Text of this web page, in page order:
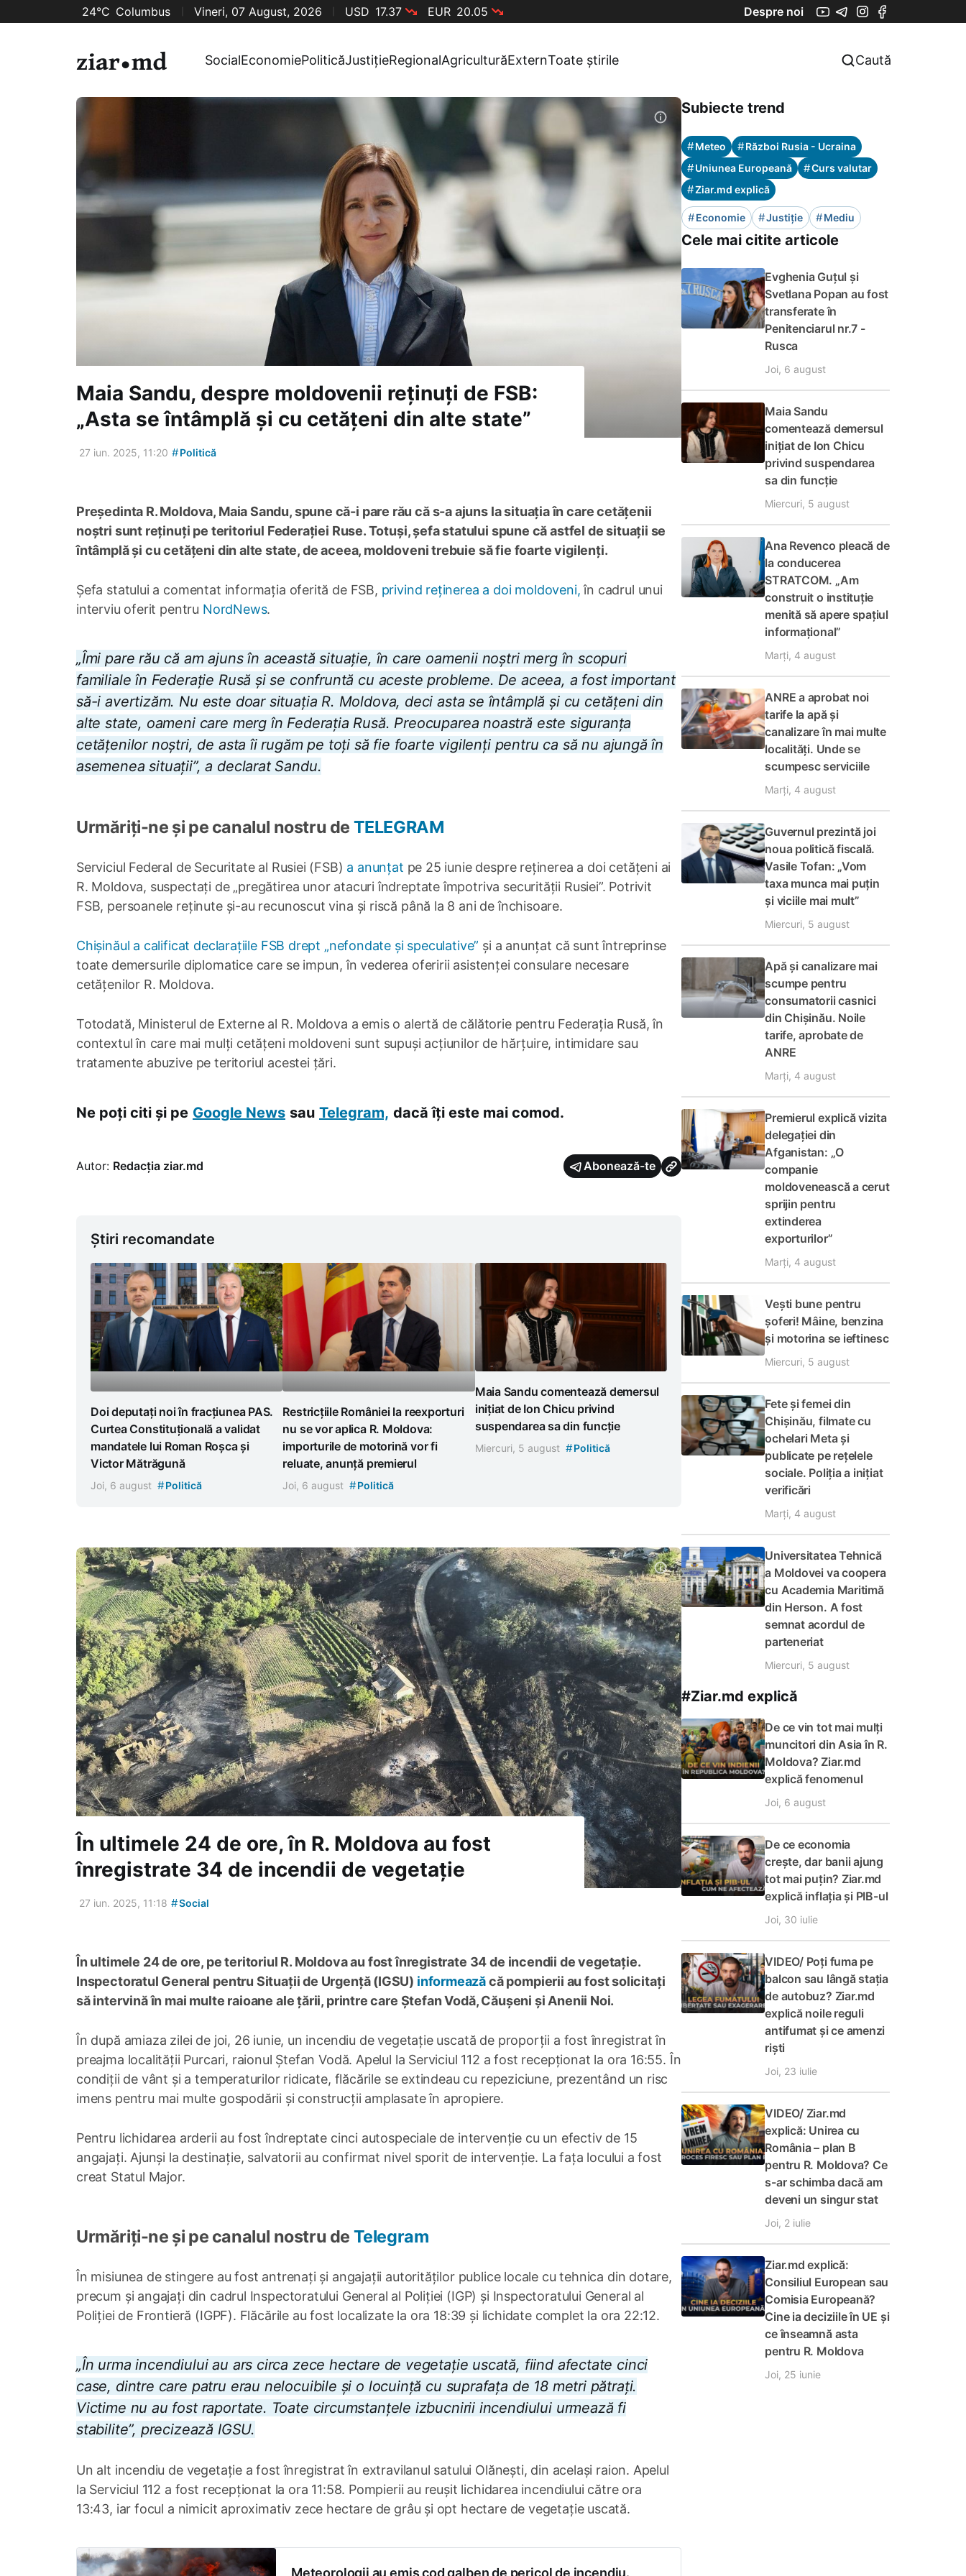
24°C Columbus Vineri, 07 August, 2026 USD 17.37 EUR 20.05 Despre noi
SocialEconomiePoliticăJustițieRegionalAgriculturăExternToate știrile Caută
Maia Sandu, despre moldovenii reținuți de FSB:
„Asta se întâmplă și cu cetățeni din alte state”
27 iun. 2025, 11:20 #Politică
Președinta R. Moldova, Maia Sandu, spune că-i pare rău că s-a ajuns la situația în care cetățenii
noștri sunt reținuți pe teritoriul Federației Ruse. Totuși, șefa statului spune că astfel de situații se
întâmplă și cu cetățeni din alte state, de aceea, moldoveni trebuie să fie foarte vigilenți.
Șefa statului a comentat informația oferită de FSB, privind reținerea a doi moldoveni,în cadrul unui
interviu oferit pentru NordNews.
„Îmi pare rău că am ajuns în această situație, în care oamenii noștri merg în scopuri
familiale în Federație Rusă și se confruntă cu aceste probleme. De aceea, a fost important
să-i avertizăm. Nu este doar situația R. Moldova, deci asta se întâmplă și cu cetățeni din
alte state, oameni care merg în Federația Rusă. Preocuparea noastră este siguranța
cetățenilor noștri, de asta îi rugăm pe toți să fie foarte vigilenți pentru ca să nu ajungă în
asemenea situații”, a declarat Sandu.
Urmăriți-ne și pe canalul nostru de TELEGRAM
Serviciul Federal de Securitate al Rusiei (FSB) a anunțat pe 25 iunie despre reținerea a doi cetățeni ai
R. Moldova, suspectați de „pregătirea unor atacuri îndreptate împotriva securității Rusiei”. Potrivit
FSB, persoanele reținute și-au recunoscut vina și riscă până la 8 ani de închisoare.
Chișinăul a calificat declarațiile FSB drept „nefondate și speculative” și a anunțat că sunt întreprinse
toate demersurile diplomatice care se impun, în vederea oferirii asistenței consulare necesare
cetățenilor R. Moldova.
Totodată, Ministerul de Externe al R. Moldova a emis o alertă de călătorie pentru Federația Rusă, în
contextul în care mai mulți cetățeni moldoveni sunt supuși acțiunilor de hărțuire, intimidare sau
tratamente abuzive pe teritoriul acestei țări.
Ne poți citi și pe Google News sau Telegram, dacă îți este mai comod.
Autor: Redacția ziar.md Abonează-te
Știri recomandate
Doi deputați noi în fracțiunea PAS.
Curtea Constituțională a validat
mandatele lui Roman Roșca și
Victor Mătrăgună
Joi, 6 august #Politică
Restricțiile României la reexporturi
nu se vor aplica R. Moldova:
importurile de motorină vor fi
reluate, anunță premierul
Joi, 6 august #Politică
Maia Sandu comentează demersul
inițiat de Ion Chicu privind
suspendarea sa din funcție
Miercuri, 5 august #Politică
În ultimele 24 de ore, în R. Moldova au fost
înregistrate 34 de incendii de vegetație
27 iun. 2025, 11:18 #Social
În ultimele 24 de ore, pe teritoriul R. Moldova au fost înregistrate 34 de incendii de vegetație.
Inspectoratul General pentru Situații de Urgență (IGSU) informeazăcă pompierii au fost solicitați
să intervină în mai multe raioane ale țării, printre care Ștefan Vodă, Căușeni și Anenii Noi.
În după amiaza zilei de joi, 26 iunie, un incendiu de vegetație uscată de proporții a fost înregistrat în
preajma localității Purcari, raionul Ștefan Vodă. Apelul la Serviciul 112 a fost recepționat la ora 16:55. În
condiții de vânt și a temperaturilor ridicate, flăcările se extindeau cu repeziciune, prezentând un risc
imens pentru mai multe gospodării și construcții amplasate în apropiere.
Pentru lichidarea arderii au fost îndreptate cinci autospeciale de intervenție cu un efectiv de 15
angajați. Ajunși la destinație, salvatorii au confirmat nivel sporit de intervenție. La fața locului a fost
creat Statul Major.
Urmăriți-ne și pe canalul nostru de Telegram
În misiunea de stingere au fost antrenați și angajații autorităților publice locale cu tehnica din dotare,
precum și angajați din cadrul Inspectoratului General al Poliției (IGP) și Inspectoratului General al
Poliției de Frontieră (IGPF). Flăcările au fost localizate la ora 18:39 și lichidate complet la ora 22:12.
„În urma incendiului au ars circa zece hectare de vegetație uscată, fiind afectate cinci
case, dintre care patru erau nelocuibile și o locuință cu suprafața de 18 metri pătrați.
Victime nu au fost raportate. Toate circumstanțele izbucnirii incendiului urmează fi
stabilite”, precizează IGSU.
Un alt incendiu de vegetație a fost înregistrat în extravilanul satului Olănești, din același raion. Apelul
la Serviciul 112 a fost recepționat la ora 11:58. Pompierii au reușit lichidarea incendiului către ora
13:43, iar focul a nimicit aproximativ zece hectare de grâu și opt hectare de vegetație uscată.
Meteorologii au emis cod galben de pericol de incendiu.
Subiecte trend
#Meteo #Război Rusia - Ucraina
#Uniunea Europeană #Curs valutar
#Ziar.md explică
#Economie #Justiție #Mediu
Cele mai citite articole
Evghenia Guțul și
Svetlana Popan au fost
transferate în
Penitenciarul nr.7 -
Rusca
Joi, 6 august
Maia Sandu
comentează demersul
inițiat de Ion Chicu
privind suspendarea
sa din funcție
Miercuri, 5 august
Ana Revenco pleacă de
la conducerea
STRATCOM. „Am
construit o instituție
menită să apere spațiul
informațional”
Marți, 4 august
ANRE a aprobat noi
tarife la apă și
canalizare în mai multe
localități. Unde se
scumpesc serviciile
Marți, 4 august
Guvernul prezintă joi
noua politică fiscală.
Vasile Tofan: „Vom
taxa munca mai puțin
și viciile mai mult”
Miercuri, 5 august
Apă și canalizare mai
scumpe pentru
consumatorii casnici
din Chișinău. Noile
tarife, aprobate de
ANRE
Marți, 4 august
Premierul explică vizita
delegației din
Afganistan: „O
companie
moldovenească a cerut
sprijin pentru
extinderea
exporturilor”
Marți, 4 august
Vești bune pentru
șoferi! Mâine, benzina
și motorina se ieftinesc
Miercuri, 5 august
Fete și femei din
Chișinău, filmate cu
ochelari Meta și
publicate pe rețelele
sociale. Poliția a inițiat
verificări
Marți, 4 august
Universitatea Tehnică
a Moldovei va coopera
cu Academia Maritimă
din Herson. A fost
semnat acordul de
parteneriat
Miercuri, 5 august
#Ziar.md explică
De ce vin tot mai mulți
muncitori din Asia în R.
Moldova? Ziar.md
explică fenomenul
Joi, 6 august
De ce economia
crește, dar banii ajung
tot mai puțin? Ziar.md
explică inflația și PIB-ul
Joi, 30 iulie
VIDEO/ Poți fuma pe
balcon sau lângă stația
de autobuz? Ziar.md
explică noile reguli
antifumat și ce amenzi
riști
Joi, 23 iulie
VIDEO/ Ziar.md
explică: Unirea cu
România – plan B
pentru R. Moldova? Ce
s-ar schimba dacă am
deveni un singur stat
Joi, 2 iulie
Ziar.md explică:
Consiliul European sau
Comisia Europeană?
Cine ia deciziile în UE și
ce înseamnă asta
pentru R. Moldova
Joi, 25 iunie